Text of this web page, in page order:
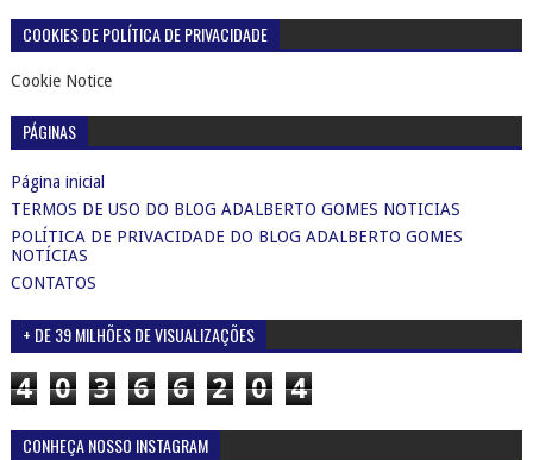
COOKIES DE POLÍTICA DE PRIVACIDADE
Cookie Notice
PÁGINAS
Página inicial
TERMOS DE USO DO BLOG ADALBERTO GOMES NOTICIAS
POLÍTICA DE PRIVACIDADE DO BLOG ADALBERTO GOMES
NOTÍCIAS
CONTATOS
+ DE 39 MILHÕES DE VISUALIZAÇÕES
4 0 3 6 6 2 0 4
CONHEÇA NOSSO INSTAGRAM